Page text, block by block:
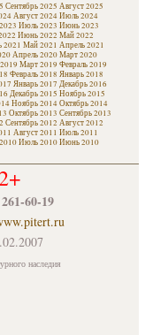
Сентябрь 2025 Август 2025
Август 2024Июль 2024
Июль 2023 Июнь 2023
Июнь 2022 Май 2022
Май 2021 Апрель 2021
Апрель 2020Март 2020
Март 2019 Февраль 2019
Февраль 2018 Январь 2018
Январь 2017 Декабрь 2016
Декабрь 2015 Ноябрь 2015
Ноябрь 2014Октябрь 2014
Октябрь 2013 Сентябрь 2013
Сентябрь 2012 Август 2012
Август 2011 Июль 2011
Июль 2010Июнь 2010
60-19
наследия